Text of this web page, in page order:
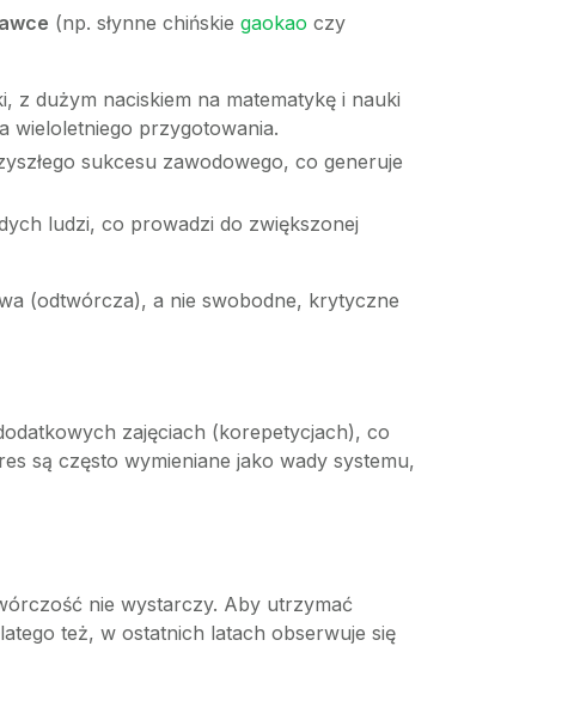
(np. słynne chińskie gaokao czy
z dużym naciskiem na matematykę i nauki
wieloletniego przygotowania.
sukcesu zawodowego, co generuje
ludzi, co prowadzi do zwiększonej
(odtwórcza), a nie swobodne, krytyczne
zajęciach (korepetycjach), co
są często wymieniane jako wady systemu,
nie wystarczy. Aby utrzymać
też, w ostatnich latach obserwuje się